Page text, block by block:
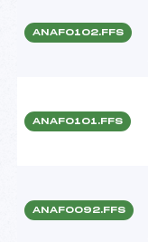
ANAF0102.FFS
ANAF0101.FFS
ANAF0092.FFS